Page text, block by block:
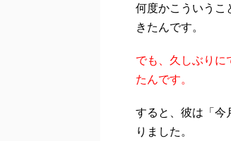
何度かこういうこ
きたんです。
でも、久しぶりに
たんです。
すると、彼は「今
りました。